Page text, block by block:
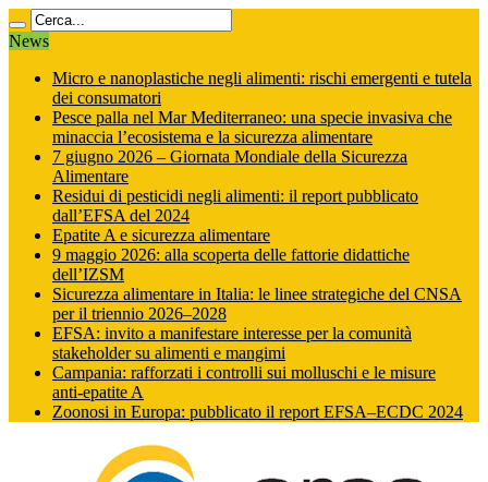
News
Micro e nanoplastiche negli alimenti: rischi emergenti e tutela
dei consumatori
Pesce palla nel Mar Mediterraneo: una specie invasiva che
minaccia l’ecosistema e la sicurezza alimentare
7 giugno 2026 – Giornata Mondiale della Sicurezza
Alimentare
Residui di pesticidi negli alimenti: il report pubblicato
dall’EFSA del 2024
Epatite A e sicurezza alimentare
9 maggio 2026: alla scoperta delle fattorie didattiche
dell’IZSM
Sicurezza alimentare in Italia: le linee strategiche del CNSA
per il triennio 2026–2028
EFSA: invito a manifestare interesse per la comunità
stakeholder su alimenti e mangimi
Campania: rafforzati i controlli sui molluschi e le misure
anti‑epatite A
Zoonosi in Europa: pubblicato il report EFSA–ECDC 2024